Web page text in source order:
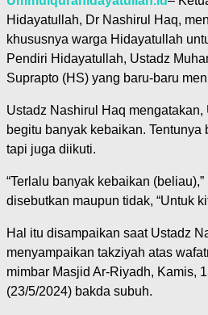
Hidayatullah, Dr Nashirul Haq,
khususnya warga Hidayatullah
Pendiri Hidayatullah, Ustadz
Suprapto (HS) yang baru-baru
Ustadz Nashirul Haq
begitu banyak kebaikan. Tentunya
tapi juga diikuti.
“Terlalu banyak kebaikan
disebutkan maupun tidak, “Untuk
Hal itu disampaikan saat Ustadz
menyampaikan takziyah atas
mimbar Masjid Ar-Riyadh, Kamis,
(23/5/2024) bakda subuh.